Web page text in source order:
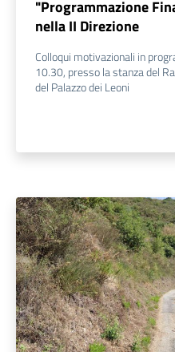
"Programmazione
nella II Direzione
Colloqui motivazionali in
10.30, presso la stanza del
del Palazzo dei Leoni